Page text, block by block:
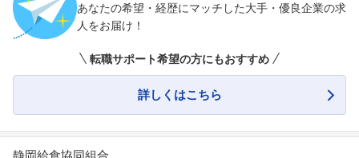
あなたの希望・経歴にマッチした大手・優良企業の求
人をお届け！
転職サポート希望の方にもおすすめ
詳しくはこちら
静岡給食協同組合